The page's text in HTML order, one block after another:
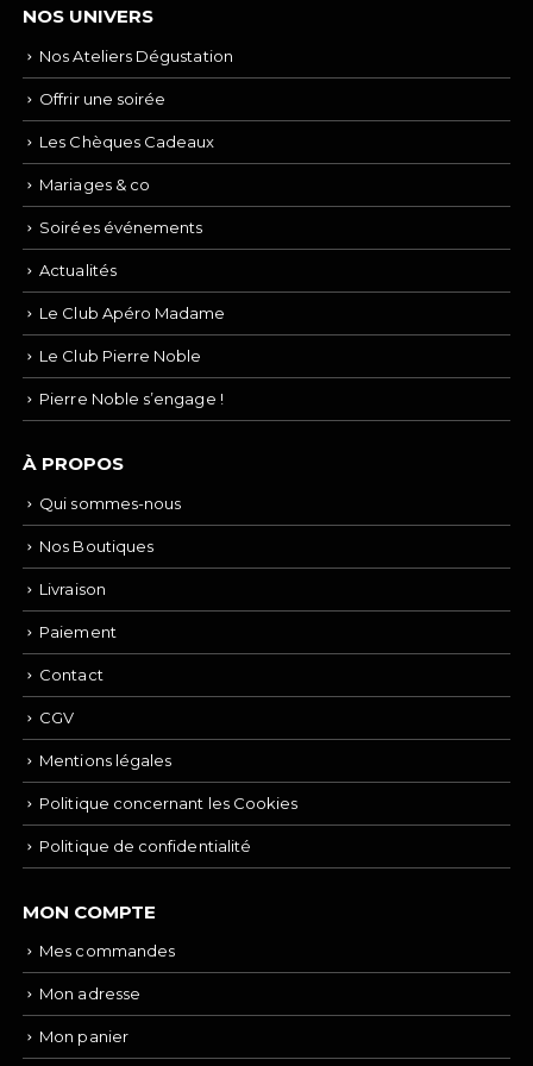
NOS UNIVERS
Nos Ateliers Dégustation
Offrir une soirée
Les Chèques Cadeaux
Mariages & co
Soirées événements
Actualités
Le Club Apéro Madame
Le Club Pierre Noble
Pierre Noble s’engage !
À PROPOS
Qui sommes-nous
Nos Boutiques
Livraison
Paiement
Contact
CGV
Mentions légales
Politique concernant les Cookies
Politique de confidentialité
MON COMPTE
Mes commandes
Mon adresse
Mon panier